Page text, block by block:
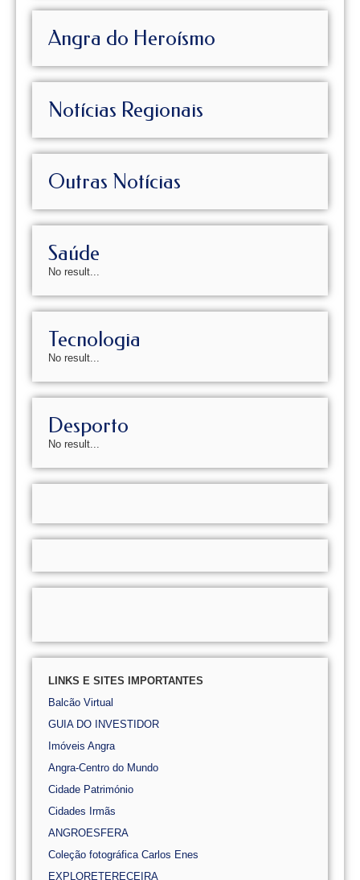
Angra do Heroísmo
Notícias Regionais
Outras Notícias
Saúde
No result...
Tecnologia
No result...
Desporto
No result...
LINKS E SITES IMPORTANTES
Balcão Virtual
GUIA DO INVESTIDOR
Imóveis Angra
Angra-Centro do Mundo
Cidade Património
Cidades Irmãs
ANGROESFERA
Coleção fotográfica Carlos Enes
EXPLORETERECEIRA